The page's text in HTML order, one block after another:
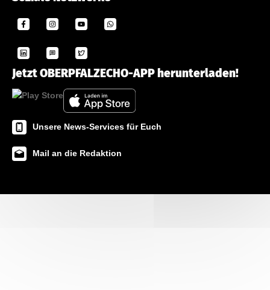
Jetzt OBERPFALZECHO-APP herunterladen!
Unsere News-Services für Euch
Mail an die Redaktion